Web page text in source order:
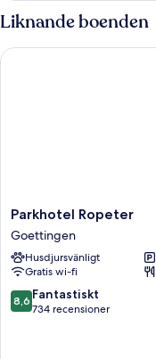
Liknande boenden
Parkhotel
Ropeter
Goettingen
Parkhotel Ropeter
Goettingen
Husdjursvänligt
Gratis wi-fi
8.6
av
8,6 Fantastiskt
734 recensioner
Parkhotel Ropeter